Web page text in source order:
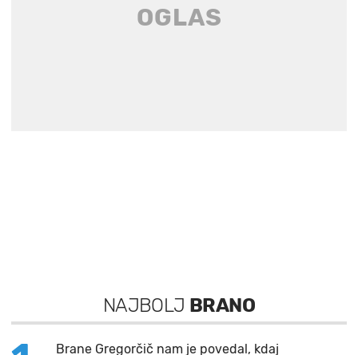
NAJBOLJ BRANO
Brane Gregorčič nam je povedal, kdaj